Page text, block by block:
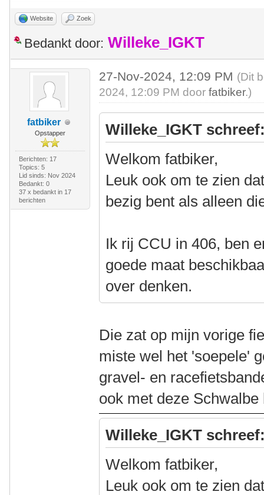
Website Zoek
Bedankt door: Willeke_IGKT
fatbiker
Opstapper
Berichten: 17
Topics: 5
Lid sinds: Nov 2024
Bedankt: 0
37 x bedankt in 17
berichten
27-Nov-2024, 12:09 PM (Dit
2024, 12:09 PM doorfatbiker.)
Willeke_IGKT
Welkom fatbiker,
Leuk ook om te zien
bezig bent als alleen
Ik rij CCU in 406, ben
goede maat
over denken.
Die zat op mijn vorige
miste wel het 'soepele'
gravel- en
ook met deze Schwalbe
Willeke_IGKT
Welkom fatbiker,
Leuk ook om te zien